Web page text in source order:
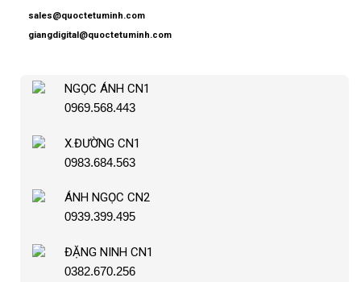
sales@quoctetuminh.com
giangdigital@quoctetuminh.com
NGỌC ÁNH CN1
0969.568.443
X.ĐƯỜNG CN1
0983.684.563
ÁNH NGỌC CN2
0939.399.495
ĐẶNG NINH CN1
0382.670.256